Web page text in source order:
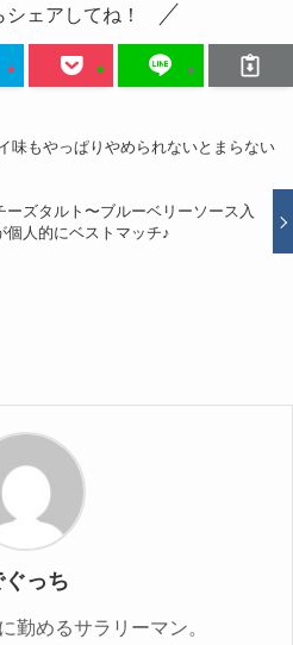
ェアしてね！
味もやっぱりやめられないとまらない
ズタルト〜ブルーベリーソース入
個人的にベストマッチ♪
ぐっち
勤めるサラリーマン。